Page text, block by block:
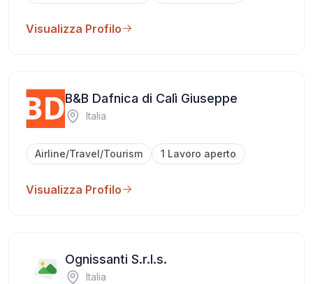
Visualizza Profilo
B&B Dafnica di Calì Giuseppe
Italia
Airline/Travel/Tourism 1 Lavoro aperto
Visualizza Profilo
Ognissanti S.r.l.s.
Italia